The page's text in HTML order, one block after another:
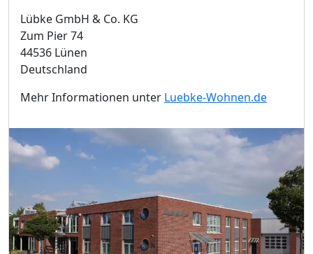
Lübke GmbH & Co. KG
Zum Pier 74
44536 Lünen
Deutschland
Mehr Informationen unter Luebke-Wohnen.de